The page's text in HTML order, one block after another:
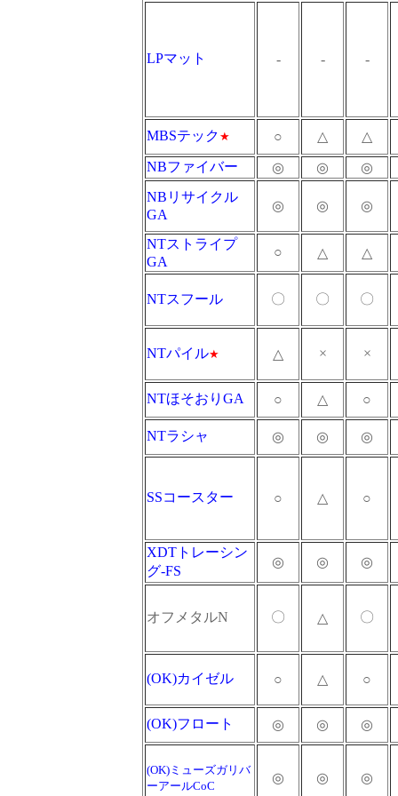
LPマット - - -
MBSテック ★ ○ △
△
NBファイバー
◎ ◎
◎
NBリサイクル
GA
◎ ◎ ◎
NTストライプ
GA
○ △ △
NTスフール 〇 〇 〇
NTパイル★ △ × ×
NTほそおりGA ○ △ ○
NTラシャ ◎ ◎ ◎
SSコースター ○ △ ○
XDTトレーシン
グ-FS
◎ ◎ ◎
オフメタルN 〇 △ 〇
(OK)カイゼル ○ △ ○
(OK)フロート ◎ ◎ ◎
(OK)ミューズガリバ
ーアールCoC
◎ ◎ ◎